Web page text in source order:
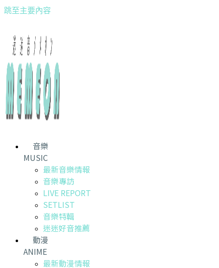
跳至主要內容
音樂
MUSIC
最新音樂情報
音樂專訪
LIVE REPORT
SETLIST
音樂特輯
迷迷好音推薦
動漫
ANIME
最新動漫情報